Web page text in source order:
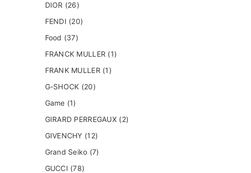
DIOR (26)
FENDI (20)
Food (37)
FRANCK MULLER (1)
FRANK MULLER (1)
G-SHOCK (20)
Game (1)
GIRARD PERREGAUX (2)
GIVENCHY (12)
Grand Seiko (7)
GUCCI (78)